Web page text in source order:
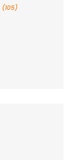
(105)